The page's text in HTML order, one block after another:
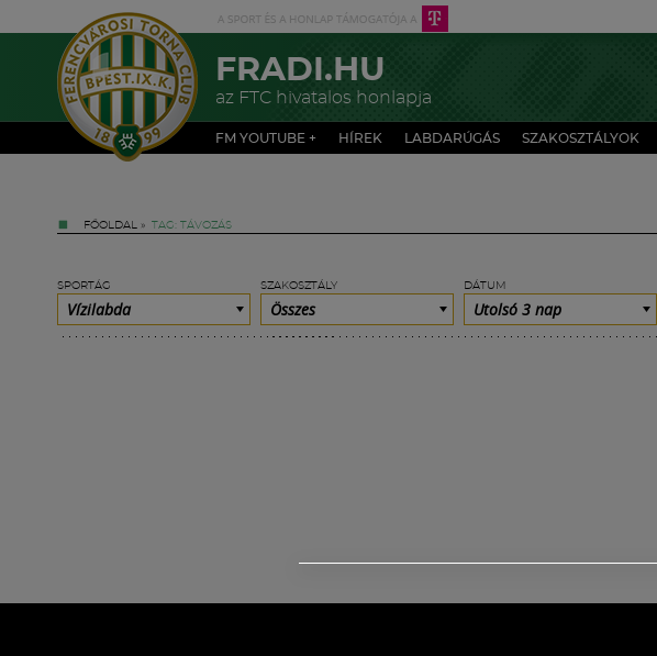
FRADI.HU
az FTC hivatalos honlapja
FM YOUTUBE + HÍREK LABDARÚGÁS SZAKOSZTÁLYOK
FŐOLDAL » TAG: TÁVOZÁS
SPORTÁG
Vízilabda
SZAKOSZTÁLY
Összes
DÁTUM
Utolsó 3 nap